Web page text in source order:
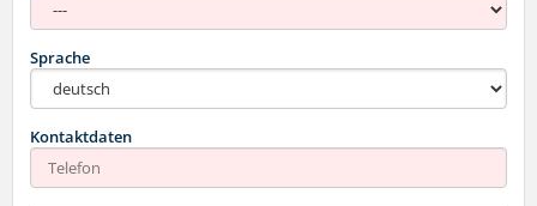
Sprache
Kontaktdaten